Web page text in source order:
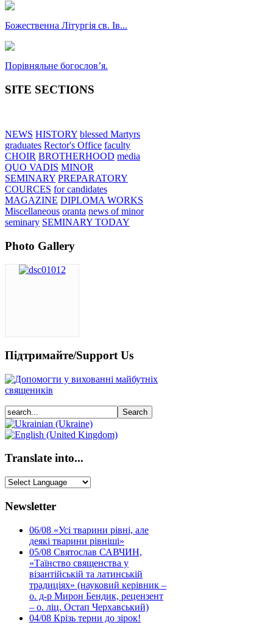
Божественна Літургія св. Ів...
Порівняльне богословʼя.
SITE SECTIONS
NEWS HISTORY blessed Martyrs
graduates Rector's Office faculty
CHOIR BROTHERHOOD media
QUO VADIS MINOR
SEMINARY PREPARATORY
COURCES for candidates
MAGAZINE DIPLOMA WORKS
Miscellaneous oranta news of minor
seminary SEMINARY TODAY
Photo Gallery
Підтримайте/Support Us
Translate into...
Newsletter
06/08 «Усі тварини рівні, але
деякі тварини рівніші»
05/08 Святослав САВЧИН,
«Таїнство священства у
візантійській та латинській
традиціях» (науковий керівник –
о. д-р Мирон Бендик, рецензент
– о. ліц. Остап Черхавський)
04/08 Крізь терни до зірок!